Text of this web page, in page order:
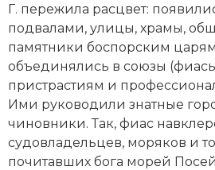
Россия
Северная Америка
Социально-экономическая
Специальные исторические
СССР
Г. пережила расцвет:
подвалами, улицы, храмы,
памятники боспорским
объединялись в союзы
пристрастиям и
Ими руководили знатные
чиновники. Так, фиас
судовладельцев, моряков и
почитавших бога морей